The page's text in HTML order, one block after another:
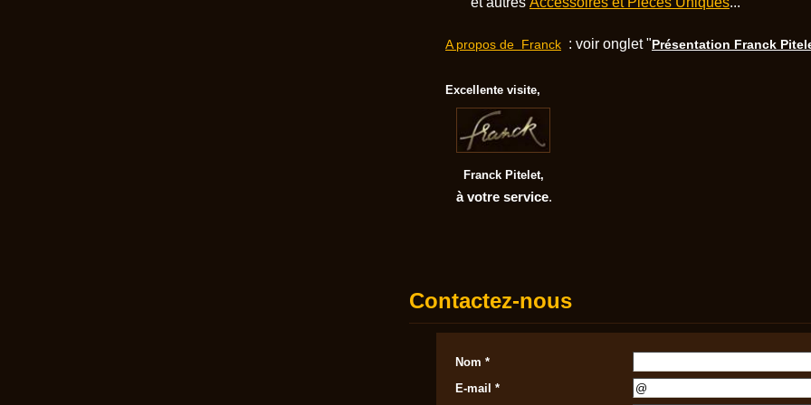
A propos de Franck : voir onglet "Présentation Franck
Excellente visite,
Franck Pitelet,
à votre service.
Contactez-nous
Nom *
E-mail *